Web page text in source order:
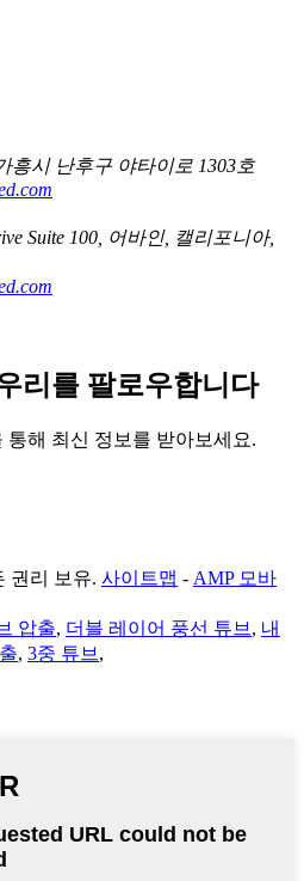
흥시 난후구 야타이로 1303호
Suite 100, 어바인, 캘리포니아,
리를 팔로우합니다
해 최신 정보를 받아보세요.
권리 보유. 사이트맵 - AMP 모바
압출, 더블 레이어 풍선 튜브 , 내
, 3중 튜브 ,